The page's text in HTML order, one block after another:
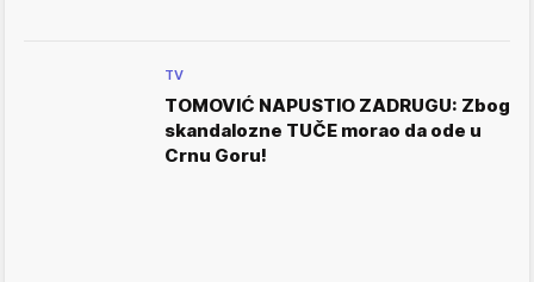
TV
TOMOVIĆ NAPUSTIO ZADRUGU: Zbog
skandalozne TUČE morao da ode u
Crnu Goru!